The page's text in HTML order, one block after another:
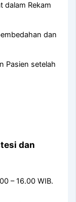
dalam Rekam
dan
Pasien setelah
dan
– 16.00 WIB.